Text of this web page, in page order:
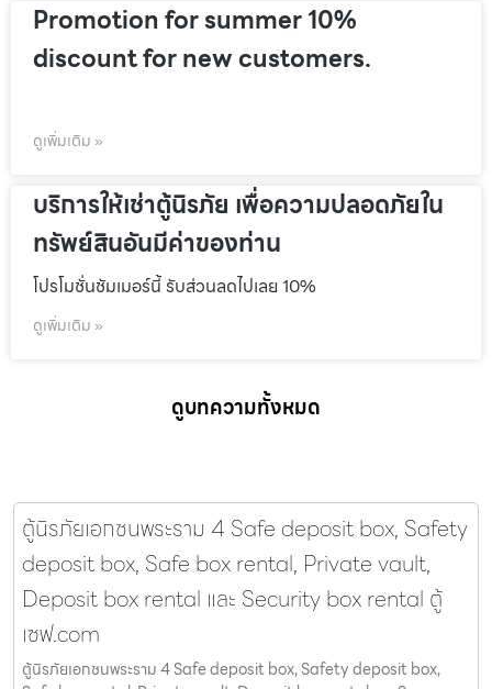
Promotion for summer 10%
discount for new customers.
ดูเพิ่มเติม »
บริการให้เช่าตู้นิรภัย เพื่อความปลอดภัยใน
ทรัพย์สินอันมีค่าของท่าน
โปรโมชั่นชัมเมอร์นี้ รับส่วนลดไปเลย 10%
ดูเพิ่มเติม »
ดูบทความทั้งหมด
ตู้นิรภัยเอกชนพระราม 4 Safe deposit box, Safety
deposit box, Safe box rental, Private vault,
Deposit box rental และ Security box rental ตู้
เซฟ.com
ตู้นิรภัยเอกชนพระราม 4 Safe deposit box, Safety deposit box,